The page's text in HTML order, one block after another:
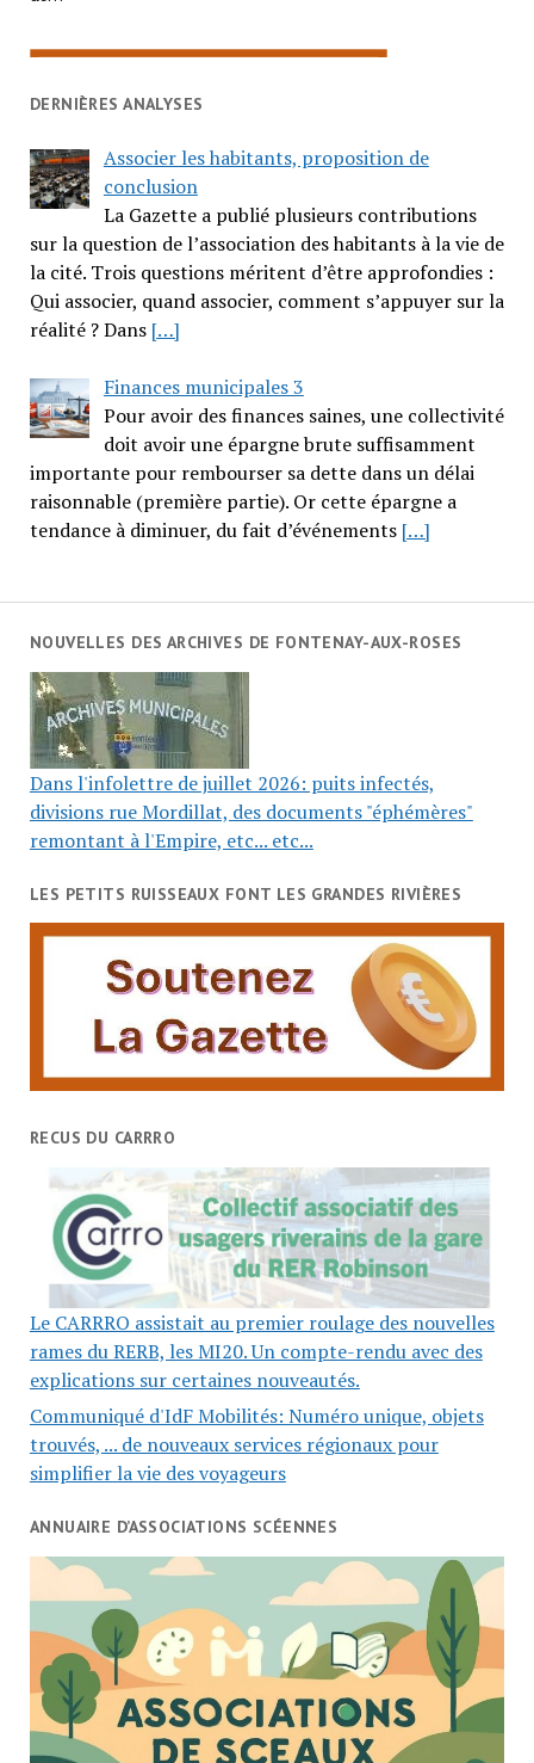
DERNIÈRES ANALYSES
Associer les habitants, proposition de
conclusion
La Gazette a publié plusieurs contributions
sur la question de l’association des habitants à la vie de
la cité. Trois questions méritent d’être approfondies :
Qui associer, quand associer, comment s’appuyer sur la
réalité ? Dans […]
Finances municipales 3
Pour avoir des finances saines, une collectivité
doit avoir une épargne brute suffisamment
importante pour rembourser sa dette dans un délai
raisonnable (première partie). Or cette épargne a
tendance à diminuer, du fait d’événements […]
NOUVELLES DES ARCHIVES DE FONTENAY-AUX-ROSES
Dans l'infolettre de juillet 2026: puits infectés,
divisions rue Mordillat, des documents "éphémères"
remontant à l'Empire, etc... etc...
LES PETITS RUISSEAUX FONT LES GRANDES RIVIÈRES
RECUS DU CARRRO
Le CARRRO assistait au premier roulage des nouvelles
rames du RERB, les MI20. Un compte-rendu avec des
explications sur certaines nouveautés.
Communiqué d'IdF Mobilités: Numéro unique, objets
trouvés, ... de nouveaux services régionaux pour
simplifier la vie des voyageurs
ANNUAIRE D’ASSOCIATIONS SCÉENNES